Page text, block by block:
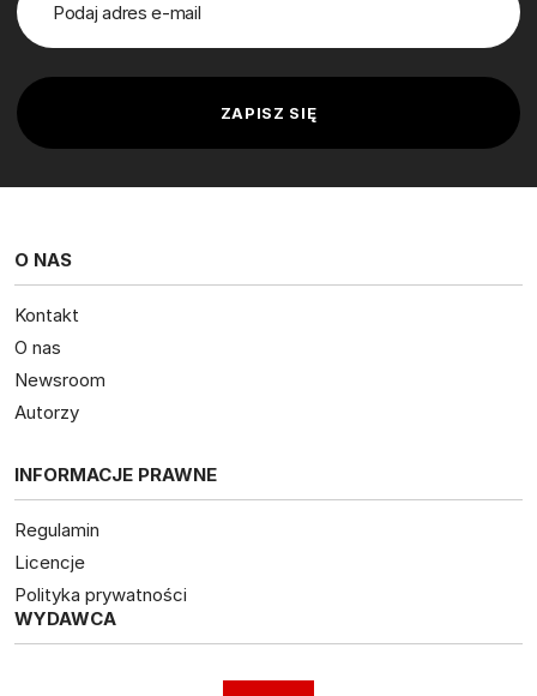
O NAS
Kontakt
O nas
Newsroom
Autorzy
INFORMACJE PRAWNE
Regulamin
Licencje
Polityka prywatności
WYDAWCA